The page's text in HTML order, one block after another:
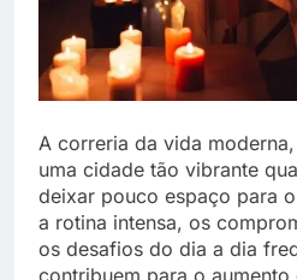
A correria da vida
uma cidade tão vibrante
deixar pouco espaço para
a rotina intensa, os
os desafios do dia a dia
contribuem para o aumento